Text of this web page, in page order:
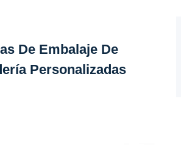
De Embalaje De
Personalizadas